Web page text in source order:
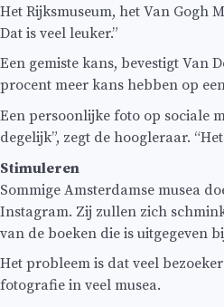
Het Rijksmuseum, het Van Gogh
Dat is veel leuker.”
Een gemiste kans, bevestigt Van
procent meer kans hebben op
Een persoonlijke foto op sociale
degelijk”, zegt de hoogleraar.
Stimuleren
Sommige Amsterdamse musea
Instagram. Zij zullen zich
van de boeken die is uitgegeven
Het probleem is dat veel
fotografie in veel musea.